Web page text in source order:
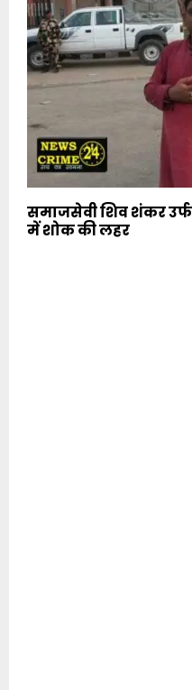
समाजसेवी शिव शंकर उर्फ
में शोक की लहर